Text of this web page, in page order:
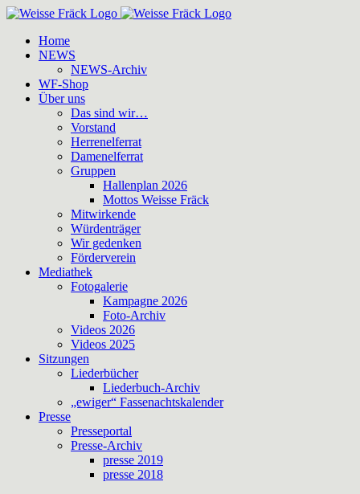
Zum
springenHome
NEWS
NEWS-Archiv
WF-Shop
Über uns
Das sind wir…
Vorstand
Herrenelferrat
Damenelferrat
Gruppen
Hallenplan 2026
Mottos Weisse Fräck
Mitwirkende
Würdenträger
Wir gedenken
Förderverein
Mediathek
Fotogalerie
Kampagne 2026
Foto-Archiv
Videos 2026
Videos 2025
Sitzungen
Liederbücher
Liederbuch-Archiv
„ewiger“ Fassenachtskalender
Presse
Presseportal
Presse-Archiv
presse 2019
presse 2018